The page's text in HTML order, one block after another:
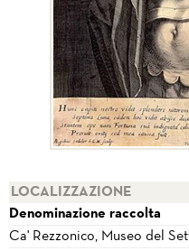
LOCALIZZAZIONE
Denominazione raccolta
Ca' Rezzonico, Museo del